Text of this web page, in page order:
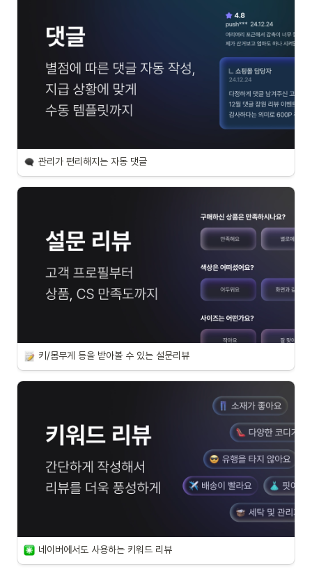
관리가 편리해지는 자동 댓글
키/몸무게 등을 받아볼 수 있는 설문리뷰
네이버에서도 사용하는 키워드 리뷰